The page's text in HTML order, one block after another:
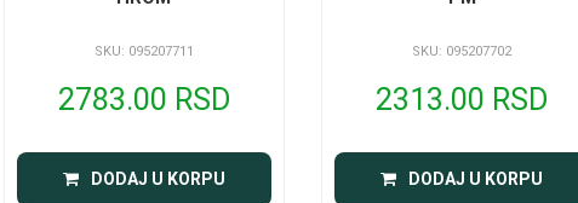
SKU: 095207711
2783.00 RSD
DODAJ U KORPU
SKU: 095207702
2313.00 RSD
DODAJ U KORPU